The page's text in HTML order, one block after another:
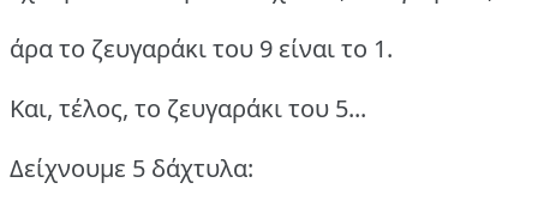
άρα το ζευγαράκι του 9 είναι το 1.
Και, τέλος, το ζευγαράκι του 5...
Δείχνουμε 5 δάχτυλα: